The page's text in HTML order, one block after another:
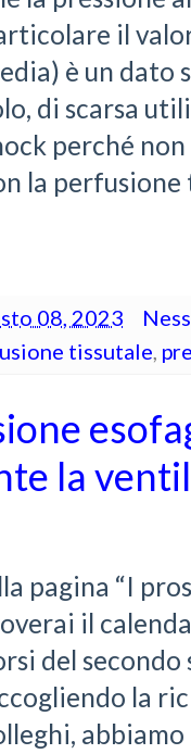
il
è un dato
di scarsa
perché
la perfusione
08, 2023
tissutale,
la
pagina “I
il
del
la